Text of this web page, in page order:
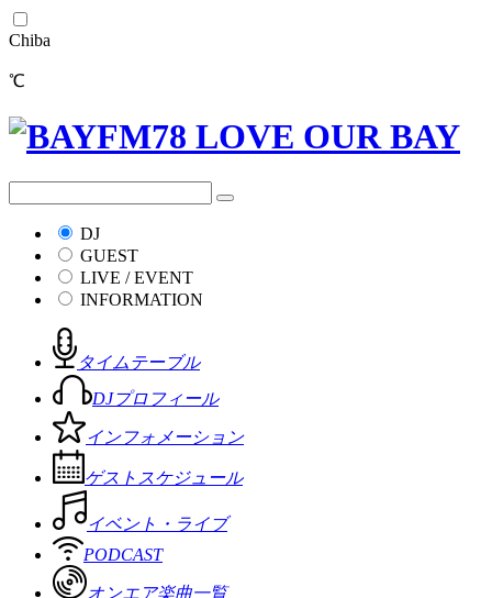
Chiba
℃
DJ
GUEST
LIVE / EVENT
INFORMATION
タイムテーブル
DJプロフィール
インフォメーション
ゲストスケジュール
イベント・ライブ
PODCAST
オンエア楽曲一覧